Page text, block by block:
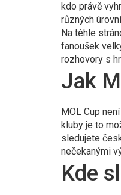
kdo právě
různých
Na téhle
fanoušek
rozhovory s
Jak
MOL Cup
kluby je to
sledujete
nečekanými
Kde